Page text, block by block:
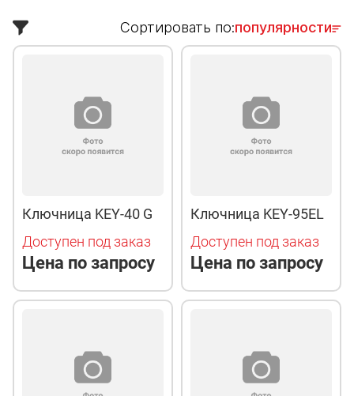
Сортировать по:популярности
Ключница KEY-40 G
Доступен под заказ
Цена по запросу
Ключница KEY-95EL
Доступен под заказ
Цена по запросу